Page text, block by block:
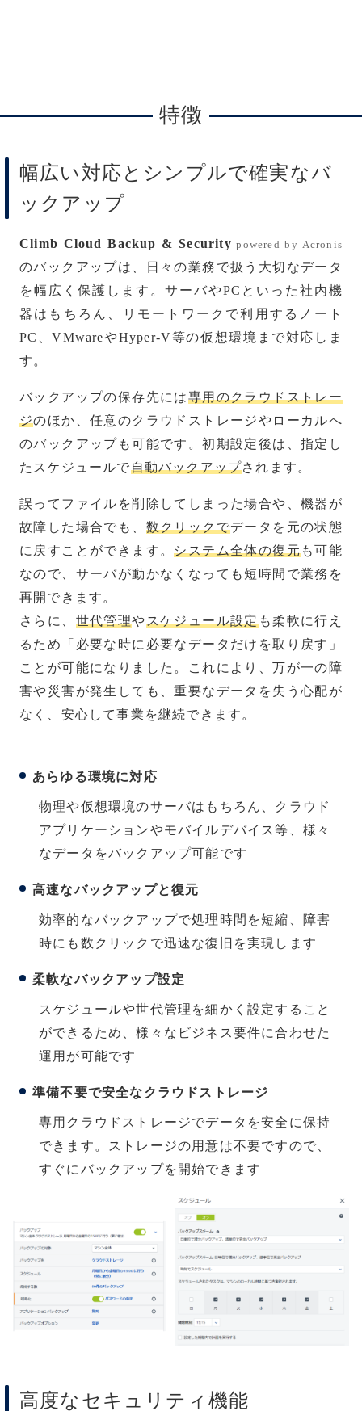
特徴
幅広い対応とシンプルで確実なバ
ックアップ
Climb Cloud Backup & Security powered by Acronis
のバックアップは、日々の業務で扱う大切なデータ
を幅広く保護します。サーバやPCといった社内機
器はもちろん、リモートワークで利用するノート
PC、VMwareやHyper-V等の仮想環境まで対応しま
す。
バックアップの保存先には専用のクラウドストレー
ジのほか、任意のクラウドストレージやローカルへ
のバックアップも可能です。初期設定後は、指定し
たスケジュールで自動バックアップされます。
誤ってファイルを削除してしまった場合や、機器が
故障した場合でも、 数クリックでデータを元の状態
に戻すことができます。システム全体の復元も可能
なので、サーバが動かなくなっても短時間で業務を
再開できます。
さらに、 世代管理やスケジュール設定も柔軟に行え
るため「必要な時に必要なデータだけを取り戻す」
ことが可能になりました。これにより、万が一の障
害や災害が発生しても、重要なデータを失う心配が
なく、安心して事業を継続できます。
あらゆる環境に対応
物理や仮想環境のサーバはもちろん、クラウド
アプリケーションやモバイルデバイス等、様々
なデータをバックアップ可能です
高速なバックアップと復元
効率的なバックアップで処理時間を短縮、障害
時にも数クリックで迅速な復旧を実現します
柔軟なバックアップ設定
スケジュールや世代管理を細かく設定すること
ができるため、様々なビジネス要件に合わせた
運用が可能です
準備不要で安全なクラウドストレージ
専用クラウドストレージでデータを安全に保持
できます。ストレージの用意は不要ですので、
すぐにバックアップを開始できます
高度なセキュリティ機能